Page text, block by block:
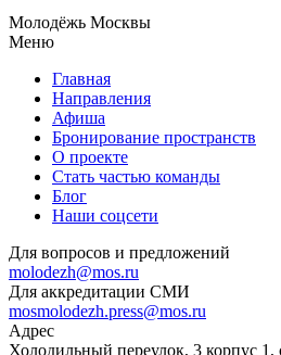
Молодёжь Москвы
Меню
Главная
Направления
Афиша
Бронирование пространств
О проекте
Стать частью команды
Блог
Наши соцсети
Для вопросов и предложений
molodezh@mos.ru
Для аккредитации СМИ
mosmolodezh.press@mos.ru
Адрес
Холодильный переулок, 3 корпус 1,